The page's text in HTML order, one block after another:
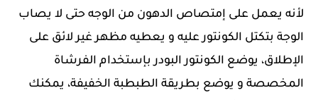
لأنه يعمل على إمتصاص الدهون من الوجه حتى لا يصاب
الوجة بتكتل الكونتور عليه و يعطيه مظهر غير لائق على
الإطلاق، يوضع الكونتور البودر بإستخدام الفرشاة
المخصصة و يوضع بطريقة الطبطبة الخفيفة، يمكنك